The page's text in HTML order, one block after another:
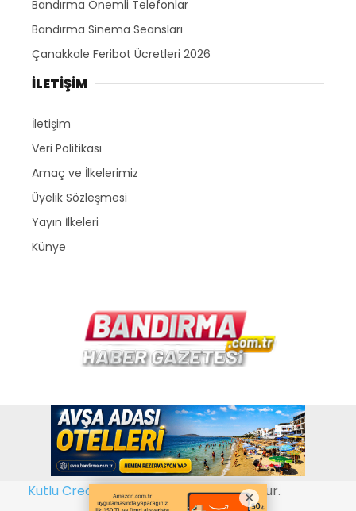
Bandırma Önemli Telefonlar
Bandırma Sinema Seansları
Çanakkale Feribot Ücretleri 2026
İLETİŞİM
İletişim
Veri Politikası
Amaç ve İlkelerimiz
Üyelik Sözleşmesi
Yayın İlkeleri
Künye
Copyright © 2026www.bandirma.com.tr. Bir
Kutlu Creative Web Tasarımkuruluşudur.